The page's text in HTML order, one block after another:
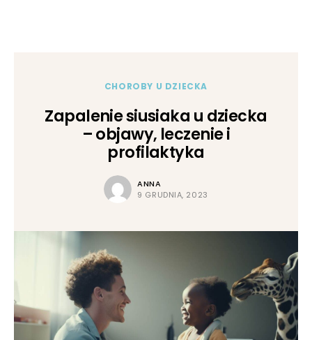
CHOROBY U DZIECKA
Zapalenie siusiaka u dziecka
– objawy, leczenie i
profilaktyka
ANNA
9 GRUDNIA, 2023